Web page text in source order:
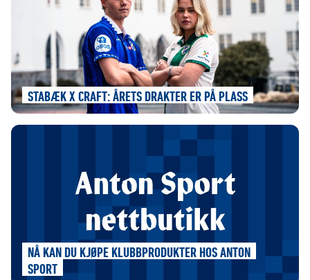
STABÆK X CRAFT: ÅRETS DRAKTER ER PÅ PLASS
NÅ KAN DU KJØPE KLUBBPRODUKTER HOS ANTON
SPORT